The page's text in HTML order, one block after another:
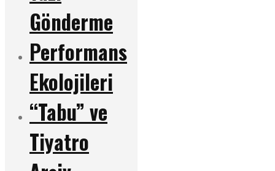
Gönderme
Performans
Ekolojileri
“Tabu” ve
Tiyatro